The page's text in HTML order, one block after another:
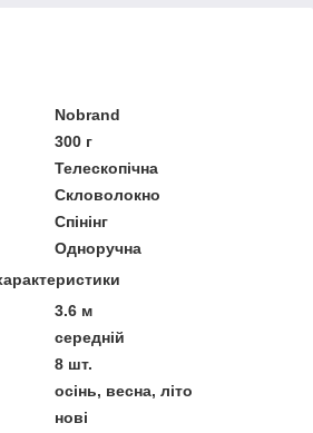
Nobrand
300 г
Телескопічна
Скловолокно
Спінінг
Одноручна
3.6 м
середній
8 шт.
осінь, весна, літо
нові